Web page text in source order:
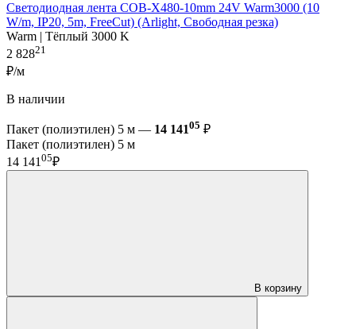
Светодиодная лента COB-X480-10mm 24V Warm3000 (10
W/m, IP20, 5m, FreeCut) (Arlight, Свободная резка)
Warm | Тёплый 3000 K
2 82821
₽/м
В наличии
Пакет (полиэтилен) 5 м — 14 14105 ₽
Пакет (полиэтилен) 5 м
14 14105₽
В корзину